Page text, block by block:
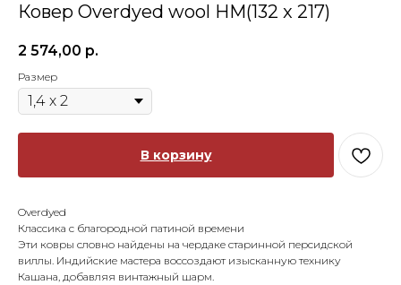
Ковер Overdyed wool HM(132 x 217)
2 574,00 р.
Размер
В корзину
Overdyed
Классика с благородной патиной времени
Эти ковры словно найдены на чердаке старинной персидской
виллы. Индийские мастера воссоздают изысканную технику
Кашана, добавляя винтажный шарм.